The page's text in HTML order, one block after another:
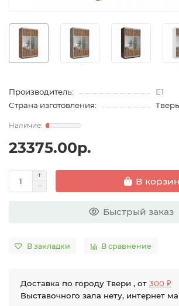
Производитель:
E1
Страна изготовления:
23375.00р.
В
Быстрый заказ
В закладки В сравнение
Доставка по городу Твери , от 300 ₽
Выставочного зала нету, интернет